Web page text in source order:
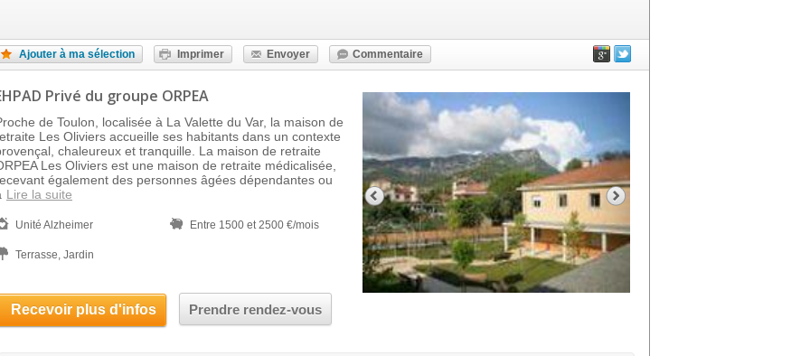
Ajouter à ma sélection Imprimer Envoyer Commentaire
Privé du groupe ORPEA
de Toulon, localisée à La Valette du Var, la maison de
Les Oliviers accueille ses habitants dans un contexte
chaleureux et tranquille. La maison de retraite
Les Oliviers est une maison de retraite médicalisée,
également des personnes âgées dépendantes ou
Lire la suite
Unité Alzheimer Entre 1500 et 2500 €/mois
Terrasse, Jardin
Recevoir plus d'infos Prendre rendez-vous